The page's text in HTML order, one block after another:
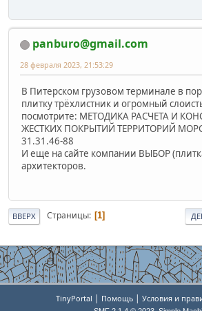
panburo@gmail.com
28 февраля 2023, 21:53:29
В Питерском грузовом терминале в
плитку трёхлистник и огромный
посмотрите: МЕТОДИКА РАСЧЕТА И
ЖЕСТКИХ ПОКРЫТИЙ ТЕРРИТОРИЙ
31.31.46-88
И еще на сайте компании ВЫБОР
архитекторов.
ВВЕРХ Страницы 1
TinyPortal | Помощь | Условия и